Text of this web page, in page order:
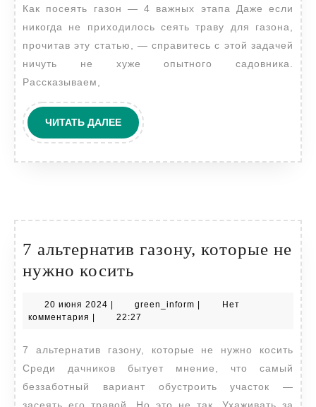
4
важных
этапа
Как посеять газон — 4 важных этапа Даже если
никогда не приходилось сеять траву для газона,
прочитав эту статью, — справитесь с этой задачей
ничуть не хуже опытного садовника.
Рассказываем,
ЧИТАТЬ ДАЛЕЕЧИТАТЬ
ДАЛЕЕ
7 альтернатив газону, которые не
нужно косить
газону,
не
нужно
косить
20 июня 2024 20
июня
green_inform green_inform
Нет
комментария
22:27
7 альтернатив газону, которые не нужно косить
Среди дачников бытует мнение, что самый
беззаботный вариант обустроить участок —